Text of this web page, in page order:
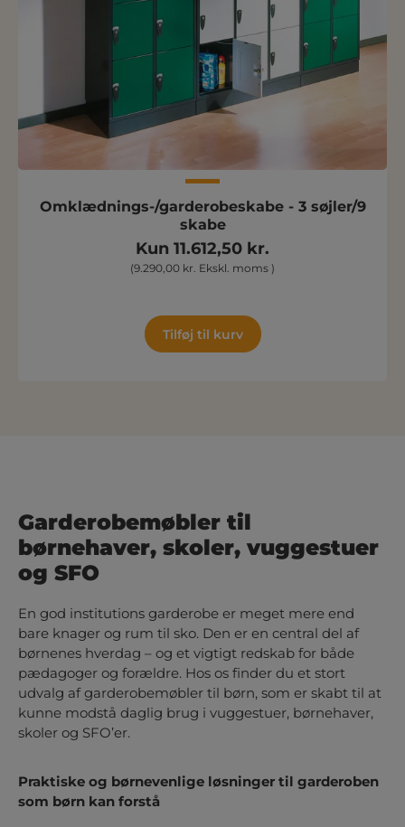
Omklædnings-/garderobeskabe - 3 søjler/9
skabe
Kun 11.612,50 kr.
(9.290,00 kr. Ekskl. moms )
Tilføj til kurv
Garderobemøbler til
børnehaver, skoler, vuggestuer
og SFO
En god institutions garderobe er meget mere end
bare knager og rum til sko. Den er en central del af
børnenes hverdag – og et vigtigt redskab for både
pædagoger og forældre. Hos os finder du et stort
udvalg af garderobemøbler til børn, som er skabt til at
kunne modstå daglig brug i vuggestuer, børnehaver,
skoler og SFO’er.
Praktiske og børnevenlige løsninger til garderoben
som børn kan forstå